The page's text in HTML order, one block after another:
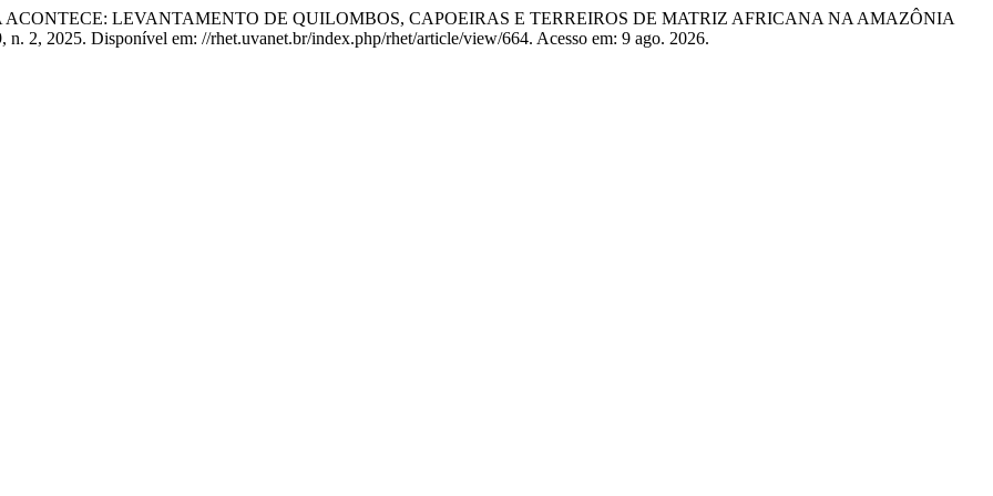
LEVANTAMENTO DE QUILOMBOS, CAPOEIRAS E TERREIROS DE MATRIZ AFRICANA NA AMAZÔNIA
n. 2, 2025. Disponível em: //rhet.uvanet.br/index.php/rhet/article/view/664. Acesso em: 9 ago. 2026.